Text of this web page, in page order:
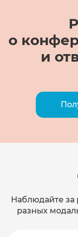
о
и
Наблюдайте за
разных